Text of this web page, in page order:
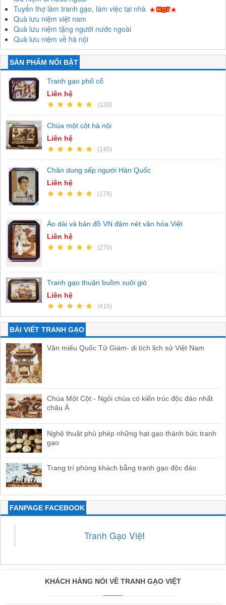
Tuyển thợ làm tranh gạo, làm việc tại nhà
Quà lưu niệm việt nam
Quà lưu niệm tặng người nước ngoài
Quà lưu niệm về hà nội
SẢN PHẨM NỔI BẬT
Tranh gạo phố cổ
Liên hệ
(133)
Chùa một cột hà nội
Liên hệ
(145)
Chân dung sếp người Hàn Quốc
Liên hệ
(174)
Áo dài và bản đồ VN đậm nét văn hóa Việt
Liên hệ
(270)
Tranh gạo thuận buồm xuôi gió
Liên hệ
(415)
BÀI VIẾT TRANH GẠO
Văn miếu Quốc Tử Giám- di tích lịch sử Việt Nam
Chùa Một Cột - Ngôi chùa có kiến trúc độc đáo nhất
châu Á
Nghệ thuật phù phép những hạt gạo thành bức tranh
gạo
Trang trí phòng khách bằng tranh gạo độc đáo
FANPAGE FACEBOOK
Tranh Gạo Việt
KHÁCH HÀNG NÓI VỀ TRANH GẠO VIỆT